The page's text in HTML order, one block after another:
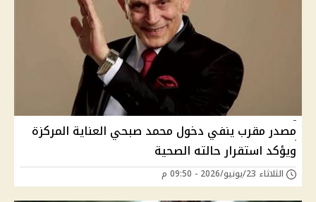
مصدر مقرب ينفي دخول محمد صبحي العناية المركزة
ويؤكد استقرار حالته الصحية
الثلاثاء 23/يونيو/2026 - 09:50 م